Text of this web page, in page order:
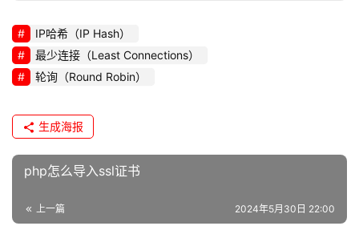
IP哈希（IP Hash）
最少连接（Least Connections）
轮询（Round Robin）
生成海报
php怎么导入ssl证书
上一篇 2024年5月30日 22:00